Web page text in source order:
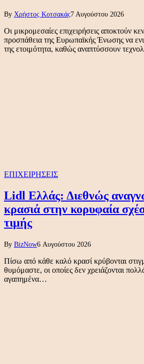
By Χρήστος Κοτσακάς7 Αυγούστου 2026
Οι μικρομεσαίες επιχειρήσεις αποκτούν
προσπάθεια της Ευρωπαϊκής Ένωσης να
της ετοιμότητα, καθώς αναπτύσσουν
ΕΠΙΧΕΙΡΗΣΕΙΣ
Lidl Ελλάς: Διεθνώς
κρασιά στην κορυφαία
τιμής
By BizNow6 Αυγούστου 2026
Πίσω από κάθε καλό κρασί κρύβονται
θυμόμαστε, οι οποίες δεν χρειάζονται
αγαπημένα…